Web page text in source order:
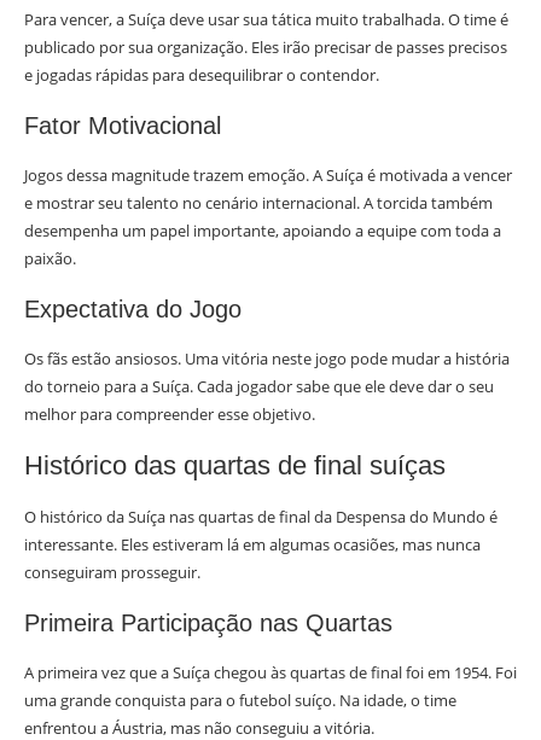
Para vencer, a Suíça deve usar sua tática muito trabalhada. O time é
publicado por sua organização. Eles irão precisar de passes precisos
e jogadas rápidas para desequilibrar o contendor.
Fator Motivacional
Jogos dessa magnitude trazem emoção. A Suíça é motivada a vencer
e mostrar seu talento no cenário internacional. A torcida também
desempenha um papel importante, apoiando a equipe com toda a
paixão.
Expectativa do Jogo
Os fãs estão ansiosos. Uma vitória neste jogo pode mudar a história
do torneio para a Suíça. Cada jogador sabe que ele deve dar o seu
melhor para compreender esse objetivo.
Histórico das quartas de final suíças
O histórico da Suíça nas quartas de final da Despensa do Mundo é
interessante. Eles estiveram lá em algumas ocasiões, mas nunca
conseguiram prosseguir.
Primeira Participação nas Quartas
A primeira vez que a Suíça chegou às quartas de final foi em 1954. Foi
uma grande conquista para o futebol suíço. Na idade, o time
enfrentou a Áustria, mas não conseguiu a vitória.